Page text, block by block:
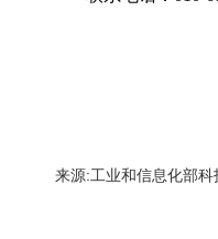
来源:工业和信息化